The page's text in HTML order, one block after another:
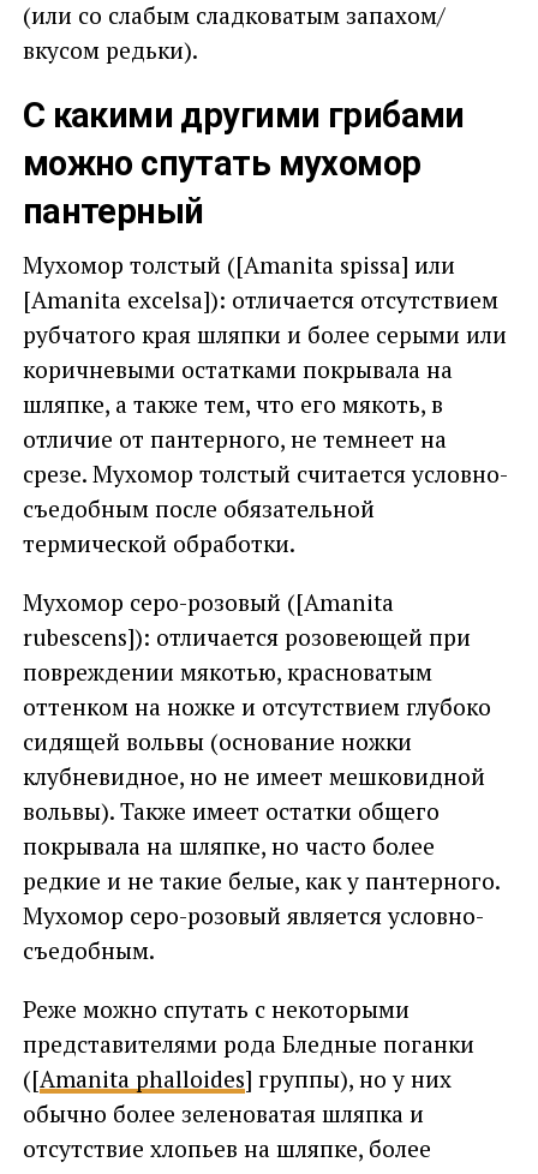
(или со слабым сладковатым запахом/
вкусом редьки).
С какими другими грибами
можно спутать мухомор
пантерный
Мухомор толстый ([Amanita spissa] или
[Amanita excelsa]): отличается отсутствием
рубчатого края шляпки и более серыми или
коричневыми остатками покрывала на
шляпке, а также тем, что его мякоть, в
отличие от пантерного, не темнеет на
срезе. Мухомор толстый считается условно-
съедобным после обязательной
термической обработки.
Мухомор серо-розовый ([Amanita
rubescens]): отличается розовеющей при
повреждении мякотью, красноватым
оттенком на ножке и отсутствием глубоко
сидящей вольвы (основание ножки
клубневидное, но не имеет мешковидной
вольвы). Также имеет остатки общего
покрывала на шляпке, но часто более
редкие и не такие белые, как у пантерного.
Мухомор серо-розовый является условно-
съедобным.
Реже можно спутать с некоторыми
представителями рода Бледные поганки
([Amanita phalloides] группы), но у них
обычно более зеленоватая шляпка и
отсутствие хлопьев на шляпке, более